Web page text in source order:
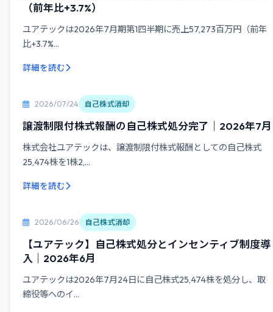
（前年比+3.7%）
ユアテックは2026年7月期第1四半期に売上57,273百万円（前年
比+3.7%...
詳細を読む
2026/07/24 自己株式消却
譲渡制限付株式報酬の自己株式処分完了｜2026年7月
株式会社ユアテックは、譲渡制限付株式報酬としての自己株式
25,474株を1株2,...
詳細を読む
2026/06/26 自己株式消却
【ユアテック】自己株式処分とインセンティブ制度導
入｜2026年6月
ユアテックは2026年7月24日に自己株式25,474株を処分し、取
締役等へのイ...